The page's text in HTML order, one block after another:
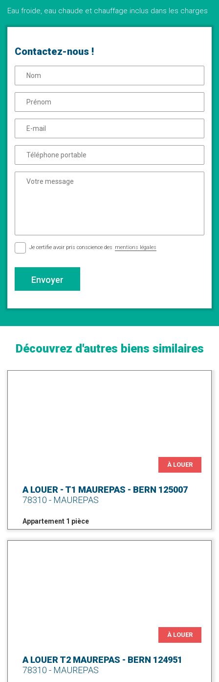
Eau froide, eau chaude et chauffage inclus dans les charges
Contactez-nous !
Je certifie avoir pris conscience des mentions légales
Envoyer
Découvrez d'autres biens similaires
À LOUER
A LOUER - T1 MAUREPAS - BERN 125007
78310 - MAUREPAS
Appartement 1 pièce
À LOUER
A LOUER T2 MAUREPAS - BERN 124951
78310 - MAUREPAS